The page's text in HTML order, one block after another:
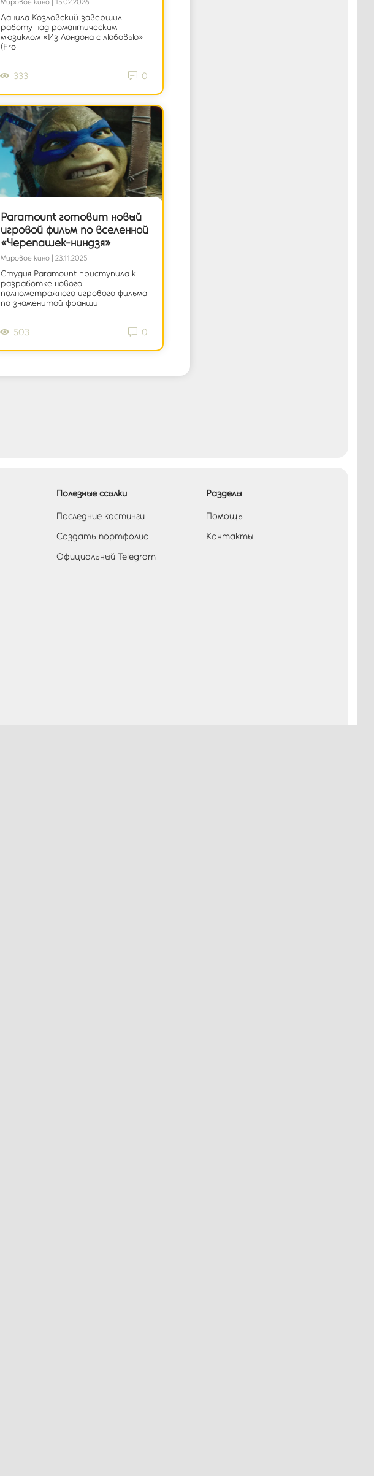
Мировое кино | 15.02.2026
Данила Козловский завершил
работу над романтическим
мюзиклом «Из Лондона с любовью»
(Fro
333 0
Paramount готовит новый
игровой фильм по вселенной
«Черепашек-ниндзя»
Мировое кино | 23.11.2025
Студия Paramount приступила к
разработке нового
полнометражного игрового фильма
по знаменитой франши
503 0
Полезные ссылки
Последние кастинги
Создать портфолио
Официальный Telegram
Разделы
Помощь
Контакты